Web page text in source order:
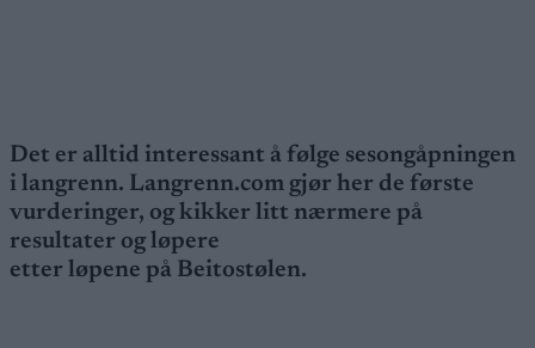
Det er alltid interessant å følge sesongåpningen
i langrenn. Langrenn.com gjør her de første
vurderinger, og kikker litt nærmere på
resultater og løpere
etter løpene på Beitostølen.